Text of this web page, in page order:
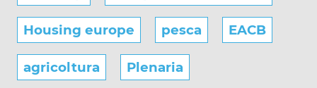
Housing europe pesca EACB
agricoltura Plenaria